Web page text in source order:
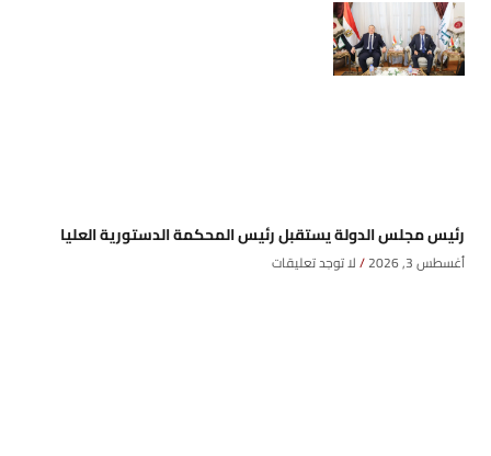
رئيس مجلس الدولة يستقبل رئيس المحكمة الدستورية العليا
أغسطس 3, 2026 لا توجد تعليقات